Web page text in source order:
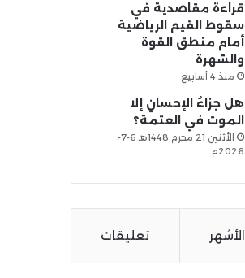
قراءة مقاصدية في
سقوط القيم الرياضية
أمام منطق القوة
والشهرة
منذ 4 أسابيع
هل جزاءُ الإحسانِ إلا
الموت في العتمة؟
الأثنين 21 محرم 1448هـ 6-7-
2026م
الأشهر تعليقات